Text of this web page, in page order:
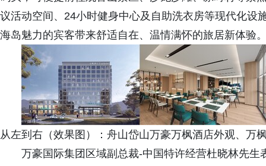
议活动空间、24小时健身中心及自助洗衣房等现代化设
海岛魅力的宾客带来舒适自在、温情满怀的旅居新体验
从左到右（效果图）：舟山岱山万豪万枫酒店外观、万
万豪国际集团区域副总裁-中国特许经营杜晓林先